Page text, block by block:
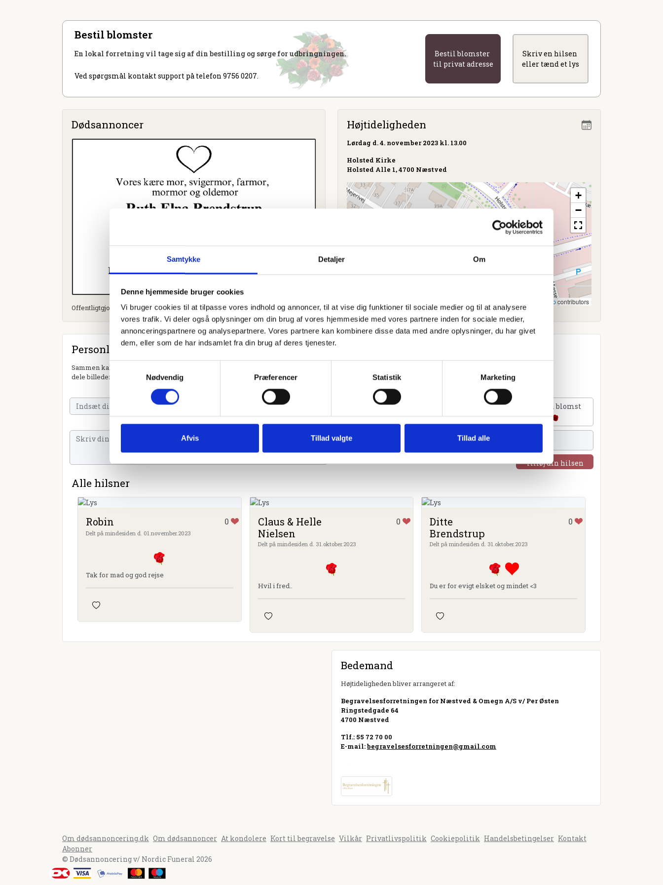
Samtykke Detaljer Om
Denne hjemmeside bruger cookies
Vi bruger cookies til at tilpasse vores indhold og annoncer, til at vise dig funktioner til sociale medier og til at analysere
vores trafik. Vi deler også oplysninger om din brug af vores hjemmeside med vores partnere inden for sociale medier,
annonceringspartnere og analysepartnere. Vores partnere kan kombinere disse data med andre oplysninger, du har givet
dem, eller som de har indsamlet fra din brug af deres tjenester.
Samtykkevalg
Nødvendig
Præferencer Statistik Marketing
Afvis Tillad valgte Tillad alle
Bestil blomster
En lokal forretning vil tage sig af din bestilling og sørge for udbringningen.
Ved spørgsmål kontakt support på telefon 9756 0207.
Bestil blomster
til privat adresse
Skriv en hilsen
eller tænd et lys
Dødsannoncer
Offentligtgjort i Ugeavisen Næstved d. 1. november 2023
Højtideligheden
Lørdag d. 4. november 2023 kl. 13.00
Holsted Kirke
Holsted Alle 1, 4700 Næstved
+
−
OpenStreetMapcontributors
Personlig hilsen
Sammen kan vi mindes Ruth Elna Brendstrup. Du kan tænde et lys, skrive et mindeord,
dele billeder og video eller blot sende et hjerte eller en rose
Tænd et lys Tilføj en blomst
Tilføj din hilsen
Alle hilsner
Robin 0
Delt på mindesiden d. 01.november.2023
Tak for mad og god rejse
Claus & Helle
Nielsen
0
Delt på mindesiden d. 31.oktober.2023
Hvil i fred..
Ditte
Brendstrup
0
Delt på mindesiden d. 31.oktober.2023
Du er for evigt elsket og mindet <3
Bedemand
Højtideligheden bliver arrangeret af:
Begravelsesforretningen for Næstved & Omegn A/S v/ Per Østen
Ringstedgade 64
4700 Næstved
Tlf.: 55 72 70 00
E-mail:begravelsesforretningen@gmail.com
Om dødsannoncering.dk Om dødsannoncer At kondolere Kort til begravelse Vilkår Privatlivspolitik Cookiepolitik Handelsbetingelser Kontakt
Abonner
© Dødsannoncering v/ Nordic Funeral 2026